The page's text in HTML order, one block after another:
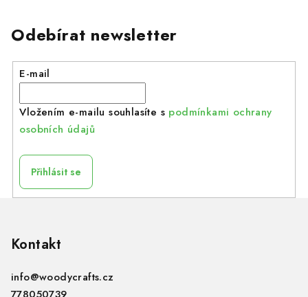
Odebírat newsletter
E-mail
Vložením e-mailu souhlasíte s podmínkami ochrany
osobních údajů
Přihlásit se
Kontakt
info@woodycrafts.cz
778050739